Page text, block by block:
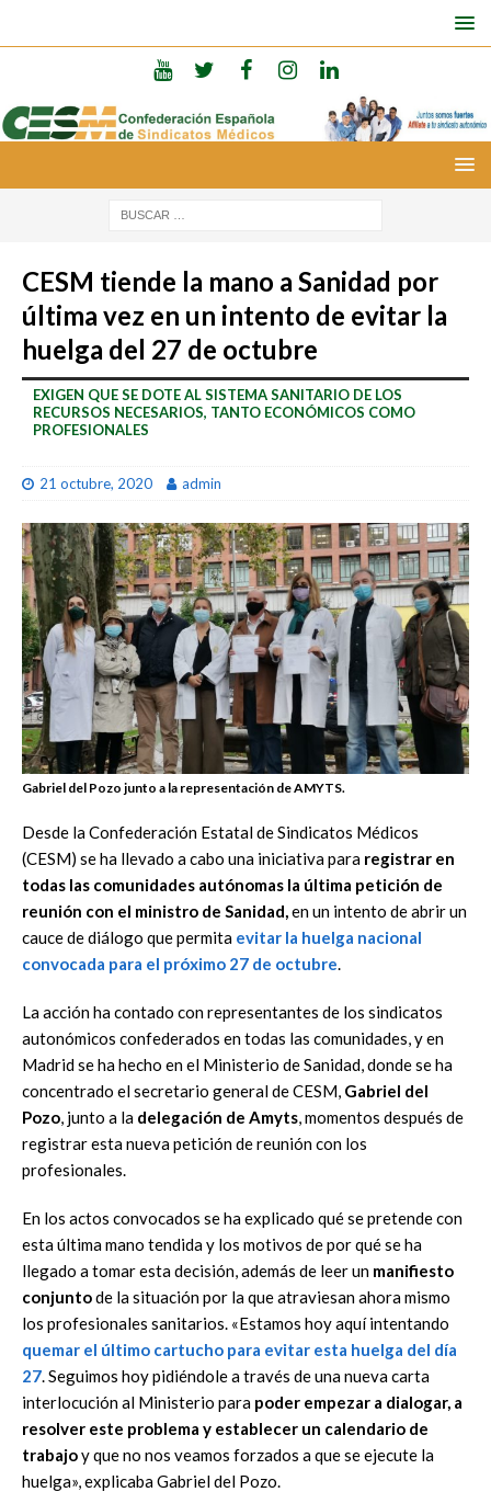
CESM tiende la mano a Sanidad por
última vez en un intento de evitar la
huelga del 27 de octubre
EXIGEN QUE SE DOTE AL SISTEMA SANITARIO DE LOS
RECURSOS NECESARIOS, TANTO ECONÓMICOS COMO
PROFESIONALES
21 octubre, 2020 admin
Gabriel del Pozo junto a la representación de AMYTS.
Desde la Confederación Estatal de Sindicatos Médicos
(CESM) se ha llevado a cabo una iniciativa para registrar en
todas las comunidades autónomas la última petición de
reunión con el ministro de Sanidad,en un intento de abrir un
cauce de diálogo que permita evitar la huelga nacional
convocada para el próximo 27 de octubre.
La acción ha contado con representantes de los sindicatos
autonómicos confederados en todas las comunidades, y en
Madrid se ha hecho en el Ministerio de Sanidad, donde se ha
concentrado el secretario general de CESM, Gabriel del
Pozo, junto a la delegación de Amyts, momentos después de
registrar esta nueva petición de reunión con los
profesionales.
En los actos convocados se ha explicado qué se pretende con
esta última mano tendida y los motivos de por qué se ha
llegado a tomar esta decisión, además de leer un manifiesto
conjuntode la situación por la que atraviesan ahora mismo
los profesionales sanitarios. «Estamos hoy aquí intentando
quemar el último cartucho para evitar esta huelga del día
27. Seguimos hoy pidiéndole a través de una nueva carta
interlocución al Ministerio para poder empezar a dialogar, a
resolver este problema y establecer un calendario de
trabajoy que no nos veamos forzados a que se ejecute la
huelga», explicaba Gabriel del Pozo.